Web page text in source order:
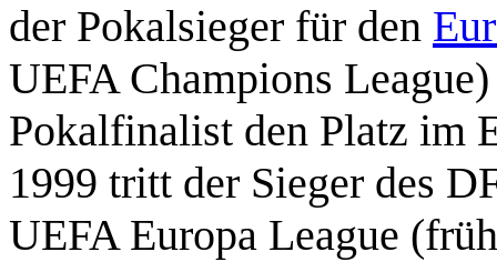
der Pokalsieger für den
UEFA Champions
Pokalfinalist den Platz im
1999 tritt der Sieger des
UEFA Europa League